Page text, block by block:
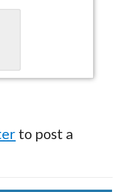
to post a